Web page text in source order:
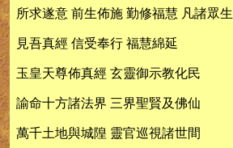
所求遂意 前生佈施 勤修福慧 凡諸眾生
見吾真經 信受奉行 福慧綿延
玉皇天尊佈真經 玄靈御示教化民
諭命十方諸法界 三界聖賢及佛仙
萬千土地與城隍 靈官巡視諸世間